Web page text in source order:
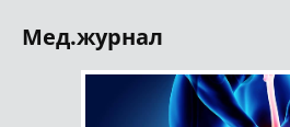
Мед.журнал